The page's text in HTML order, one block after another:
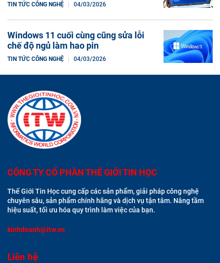
TIN TỨC CÔNG NGHỆ 04/03/2026
Windows 11 cuối cùng cũng sửa lỗi
chế độ ngủ làm hao pin
TIN TỨC CÔNG NGHỆ 04/03/2026
CÔNG TY CỔ PHẦN THẾ GIỚI TIN HỌC
Thế Giới Tin Học cung cấp các sản phẩm, giải pháp công nghệ
chuyên sâu, sản phẩm chính hãng và dịch vụ tận tâm. Nâng tầm
hiệu suất, tối ưu hóa quy trình làm việc của bạn.
kinhdoanh@itw.vn
Liên hệ